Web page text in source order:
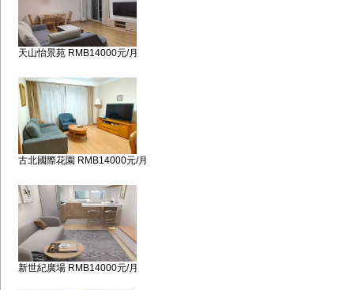
天山怡景苑 RMB14000元/月
古北國際花園 RMB14000元/月
新世紀廣場 RMB14000元/月